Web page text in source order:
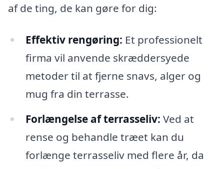
af de ting, de kan gøre for dig:
Effektiv rengøring: Et professionelt
firma vil anvende skræddersyede
metoder til at fjerne snavs, alger og
mug fra din terrasse.
Forlængelse af terrasseliv: Ved at
rense og behandle træet kan du
forlænge terrasseliv med flere år, da